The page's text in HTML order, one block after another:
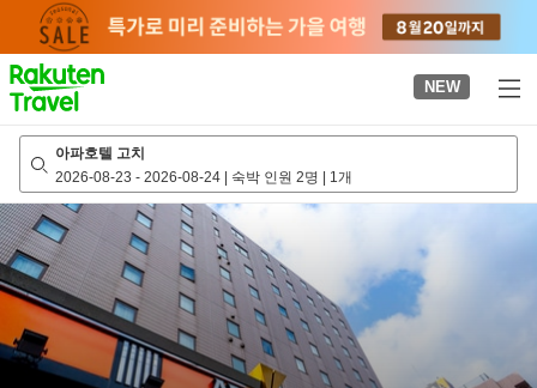
page
NEW
아파호텔 고치
2026-08-23 - 2026-08-24 | 숙박 인원 2명 | 1개